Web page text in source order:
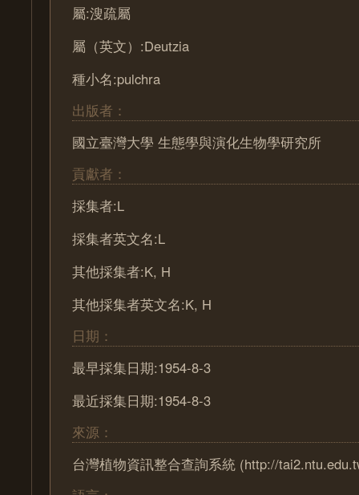
屬:溲疏屬
屬（英文）:Deutzia
種小名:pulchra
出版者：
國立臺灣大學 生態學與演化生物學研究所
貢獻者：
採集者:L
採集者英文名:L
其他採集者:K, H
其他採集者英文名:K, H
日期：
最早採集日期:1954-8-3
最近採集日期:1954-8-3
來源：
台灣植物資訊整合查詢系統 (http://